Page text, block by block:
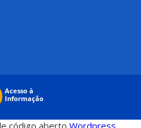
código aberto Wordpress